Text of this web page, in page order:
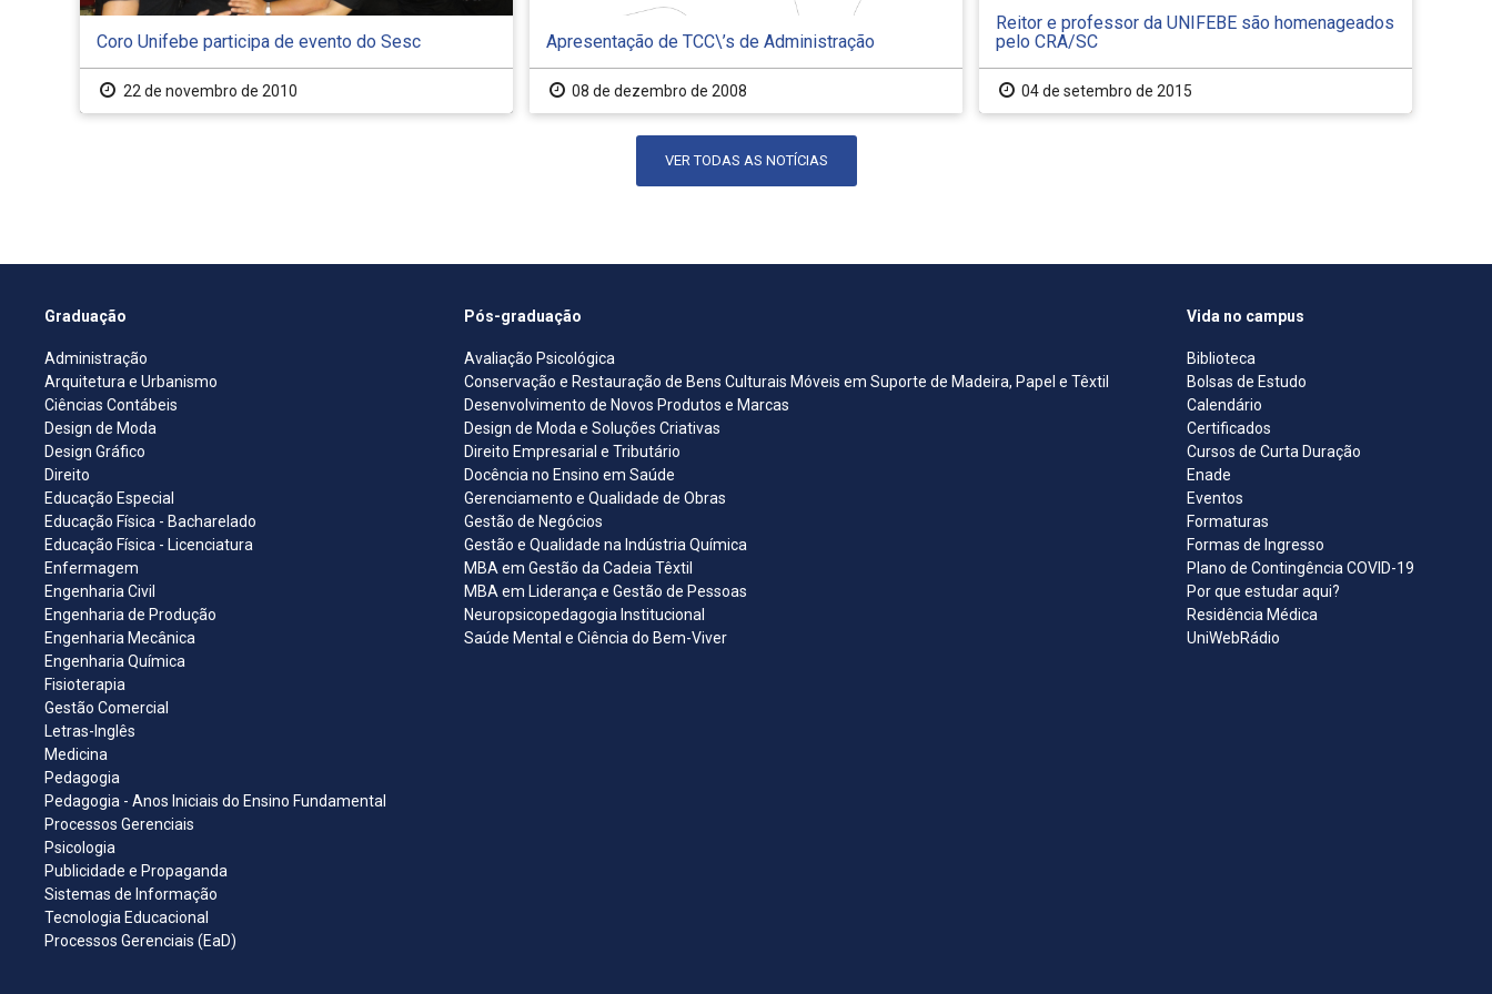
Coro Unifebe participa de evento do Sesc
22 de novembro de 2010
Apresentação de TCC\’s de Administração
08 de dezembro de 2008
Reitor e professor da UNIFEBE são homenageados
pelo CRA/SC
04 de setembro de 2015
VER TODAS AS NOTÍCIAS
Graduação
Administração
Arquitetura e Urbanismo
Ciências Contábeis
Design de Moda
Design Gráfico
Direito
Educação Especial
Educação Física - Bacharelado
Educação Física - Licenciatura
Enfermagem
Engenharia Civil
Engenharia de Produção
Engenharia Mecânica
Engenharia Química
Fisioterapia
Gestão Comercial
Letras-Inglês
Medicina
Pedagogia
Pedagogia - Anos Iniciais do Ensino Fundamental
Processos Gerenciais
Psicologia
Publicidade e Propaganda
Sistemas de Informação
Tecnologia Educacional
Processos Gerenciais (EaD)
Pós-graduação
Avaliação Psicológica
Conservação e Restauração de Bens Culturais Móveis em Suporte de Madeira, Papel e Têxtil
Desenvolvimento de Novos Produtos e Marcas
Design de Moda e Soluções Criativas
Direito Empresarial e Tributário
Docência no Ensino em Saúde
Gerenciamento e Qualidade de Obras
Gestão de Negócios
Gestão e Qualidade na Indústria Química
MBA em Gestão da Cadeia Têxtil
MBA em Liderança e Gestão de Pessoas
Neuropsicopedagogia Institucional
Saúde Mental e Ciência do Bem-Viver
Vida no campus
Biblioteca
Bolsas de Estudo
Calendário
Certificados
Cursos de Curta Duração
Enade
Eventos
Formaturas
Formas de Ingresso
Plano de Contingência COVID-19
Por que estudar aqui?
Residência Médica
UniWebRádio